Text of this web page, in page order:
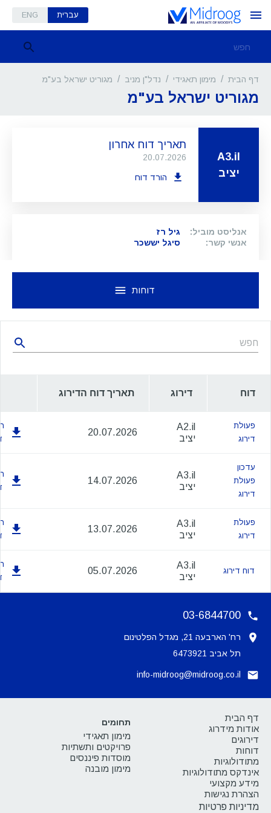
עברית ENG
דף הבית / מימון תאגידי / נדל"ן מניב / מגוריט ישראל בע"מ
מגוריט ישראל בע"מ
A3.il
יציב
תאריך דוח אחרון
20.07.2026
הורד דוח
אנליסט מוביל:
גיל רז
אנשי קשר: סיגל יששכר
דוחות
דוח דירוג תאריך דוח הדירוג
פעולת
דירוג
A2.il
יציב
20.07.2026
עדכון
פעולת
דירוג
A3.il
יציב
14.07.2026
פעולת
דירוג
A3.il
יציב
13.07.2026
דוח דירוג
A3.il
יציב
05.07.2026
03-6844700
רח' הארבעה 21, מגדל הפלטינום
תל אביב 6473921
info-midroog@midroog.co.il
דף הבית
אודות מידרוג
דירוגים
דוחות
מתודולוגיות
אינדקס מתודולוגיות
מידע מקצועי
הצהרת נגישות
מדיניות פרטיות
תחומים
מימון תאגידי
פרויקטים ותשתיות
מוסדות פיננסים
מימון מובנה